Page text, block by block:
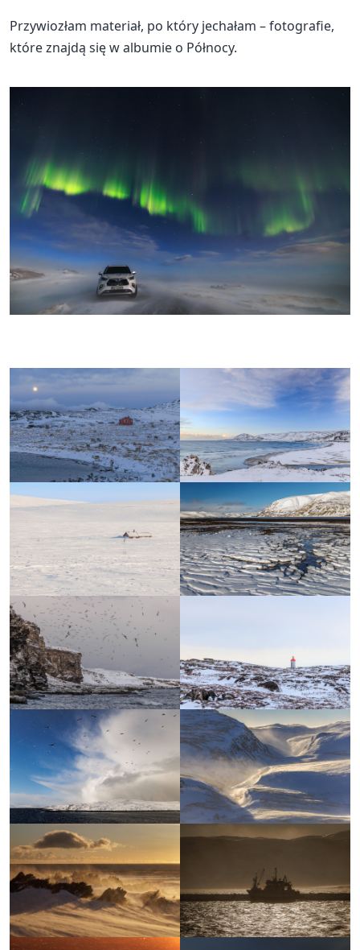
Przywiozłam materiał, po który jechałam – fotografie,
które znajdą się w albumie o Północy.